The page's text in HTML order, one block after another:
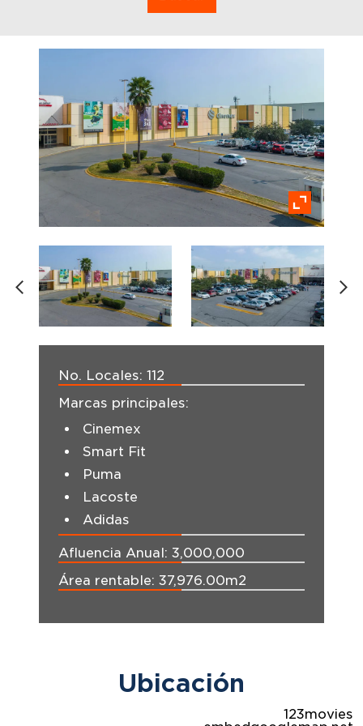
No. Locales: 112
Marcas principales:
Cinemex
Smart Fit
Puma
Lacoste
Adidas
Afluencia Anual: 3,000,000
Área rentable: 37,976.00m2
Ubicación
123movies